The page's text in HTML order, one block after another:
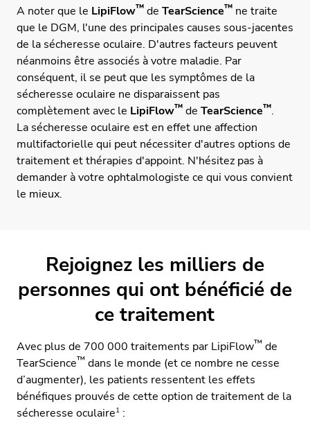
A noter que le LipiFlow™ de TearScience™ ne traite
que le DGM, l'une des principales causes sous-jacentes
de la sécheresse oculaire. D'autres facteurs peuvent
néanmoins être associés à votre maladie. Par
conséquent, il se peut que les symptômes de la
sécheresse oculaire ne disparaissent pas
complètement avec le LipiFlow™ de TearScience™.
La sécheresse oculaire est en effet une affection
multifactorielle qui peut nécessiter d'autres options de
traitement et thérapies d'appoint. N'hésitez pas à
demander à votre ophtalmologiste ce qui vous convient
le mieux.
Rejoignez les milliers de
personnes qui ont bénéficié de
ce traitement
Avec plus de 700 000 traitements par LipiFlow™ de
TearScience™ dans le monde (et ce nombre ne cesse
d’augmenter), les patients ressentent les effets
bénéfiques prouvés de cette option de traitement de la
sécheresse oculaire1 :